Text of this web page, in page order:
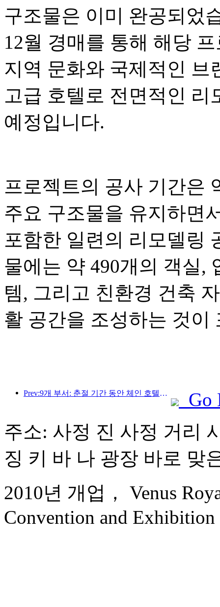
구조물은 이미 완공되었
12월 경매를 통해 해당
지역 문화와 국제적인 브
고급 호텔로 전면적인
예정입니다.
프로젝트의 공사 기간은
주요 구조물을 유지하면
포함한 일련의 리모델링
물에는 약 490개의 객실,
템, 그리고 친환경 건축
활 공간을 조성하는 것이
Prev:9개 부서: 춘절 기간 동안 체인 호텔과 부티크 숙박 시설에서 우대 혜택을 제공합니다.
Go
주소: 사정 진 사정 거리
징 키 바 나 광장 바로 맞
2010년 개업， Venus
Convention and Exhibition